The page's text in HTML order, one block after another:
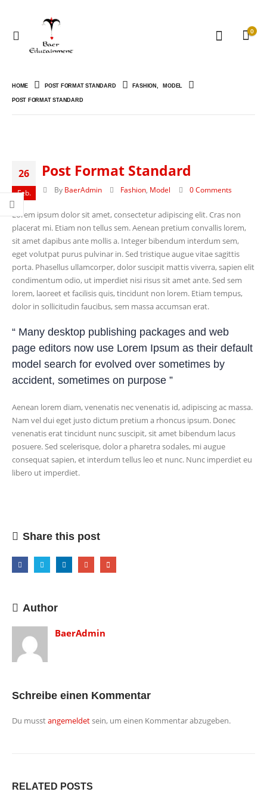
0
HOME POST FORMAT STANDARD FASHION , MODEL
POST FORMAT STANDARD
26
Feb.
Post Format Standard
By BaerAdmin Fashion Model 0 Comments
Lorem ipsum dolor sit amet, consectetur adipiscing elit. Cras non
placerat mi. Etiam non tellus sem. Aenean pretium convallis lorem,
sit amet dapibus ante mollis a. Integer bibendum interdum sem,
eget volutpat purus pulvinar in. Sed tristique augue vitae sagittis
porta. Phasellus ullamcorper, dolor suscipit mattis viverra, sapien elit
condimentum odio, ut imperdiet nisi risus sit amet ante. Sed sem
lorem, laoreet et facilisis quis, tincidunt non lorem. Etiam tempus,
dolor in sollicitudin faucibus, sem massa accumsan erat.
“ Many desktop publishing packages and web
page editors now use Lorem Ipsum as their default
model search for evolved over sometimes by
accident, sometimes on purpose ”
Aenean lorem diam, venenatis nec venenatis id, adipiscing ac massa.
Nam vel dui eget justo dictum pretium a rhoncus ipsum. Donec
venenatis erat tincidunt nunc suscipit, sit amet bibendum lacus
posuere. Sed scelerisque, dolor a pharetra sodales, mi augue
consequat sapien, et interdum tellus leo et nunc. Nunc imperdiet eu
libero ut imperdiet.
Share this post
Author
BaerAdmin
Schreibe einen Kommentar
Du musstangemeldetsein, um einen Kommentar abzugeben.
RELATED POSTS